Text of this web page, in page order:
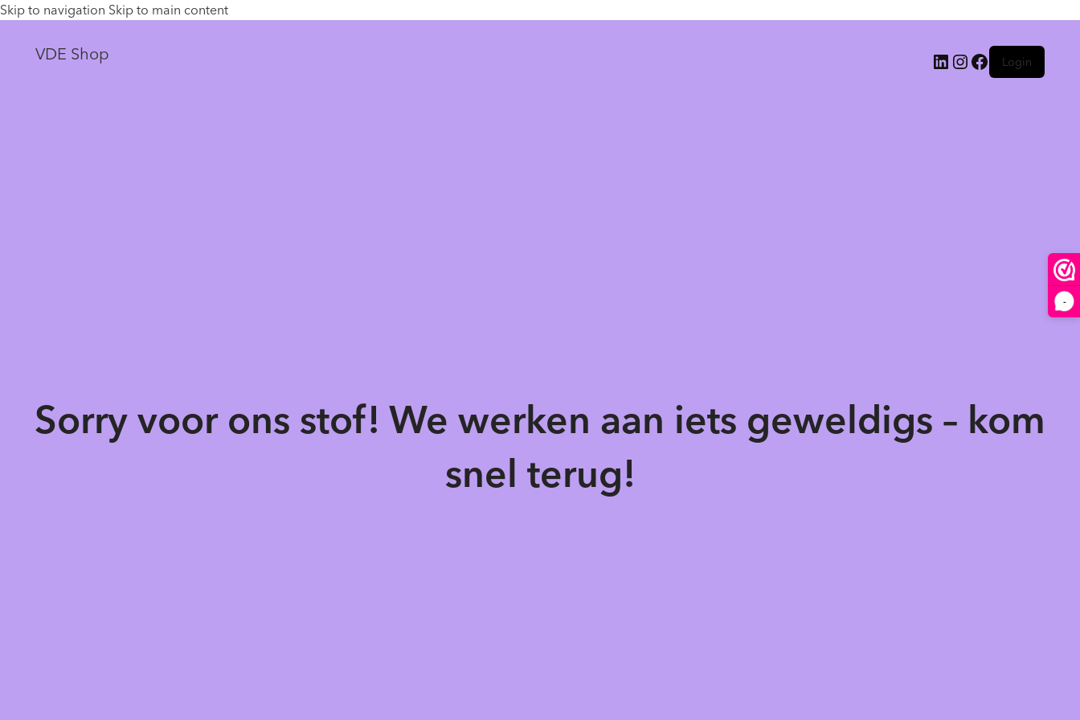
-
Skip to navigation Skip to main content
VDE Shop Login
Sorry voor ons stof! We werken aan iets geweldigs – kom
snel terug!